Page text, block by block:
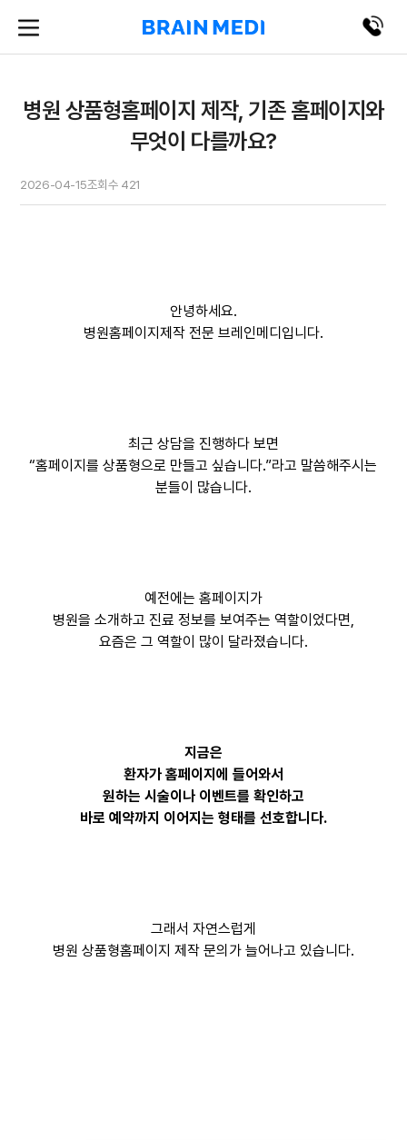
병원 상품형홈페이지 제작, 기존 홈페이지와
무엇이 다를까요?
2026-04-15조회수 421
안녕하세요.
병원홈페이지제작 전문 브레인메디입니다.
최근 상담을 진행하다 보면
“홈페이지를 상품형으로 만들고 싶습니다.”라고 말씀해주시는
분들이 많습니다.
예전에는 홈페이지가
병원을 소개하고 진료 정보를 보여주는 역할이었다면,
요즘은 그 역할이 많이 달라졌습니다.
지금은
환자가 홈페이지에 들어와서
원하는 시술이나 이벤트를 확인하고
바로 예약까지 이어지는 형태를 선호합니다.
그래서 자연스럽게
병원 상품형홈페이지 제작 문의가 늘어나고 있습니다.